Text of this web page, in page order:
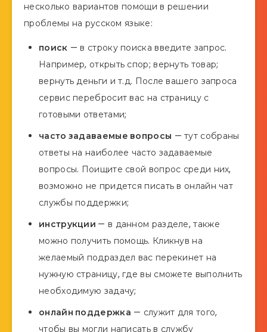
несколько вариантов помощи в решении
проблемы на русском языке:
поиск — в строку поиска введите запрос.
Например, открыть спор; вернуть товар;
вернуть деньги и т.д. После вашего запроса
сервис перебросит вас на страницу с
готовыми ответами;
часто задаваемые вопросы — тут собраны
ответы на наиболее часто задаваемые
вопросы. Поищите свой вопрос среди них,
возможно не придется писать в онлайн чат
службы поддержки;
инструкции — в данном разделе, также
можно получить помощь. Кликнув на
желаемый подраздел вас перекинет на
нужную страницу, где вы сможете выполнить
необходимую задачу;
онлайн поддержка — служит для того,
чтобы вы могли написать в службу